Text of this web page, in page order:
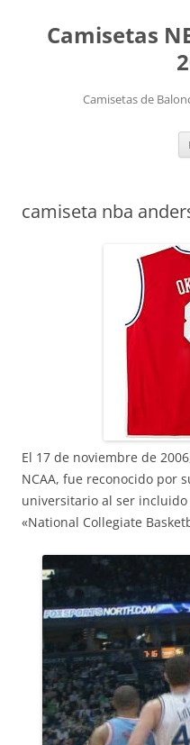
Camisetas
Camisetas de
camiseta nba
El 17 de noviembre de
NCAA, fue reconocido por
universitario al ser
«National Collegiate